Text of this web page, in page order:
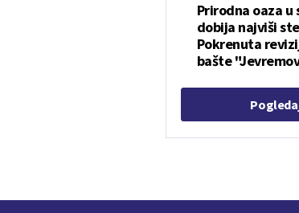
Prirodna oaza u
dobija najviši
Pokrenuta
bašte